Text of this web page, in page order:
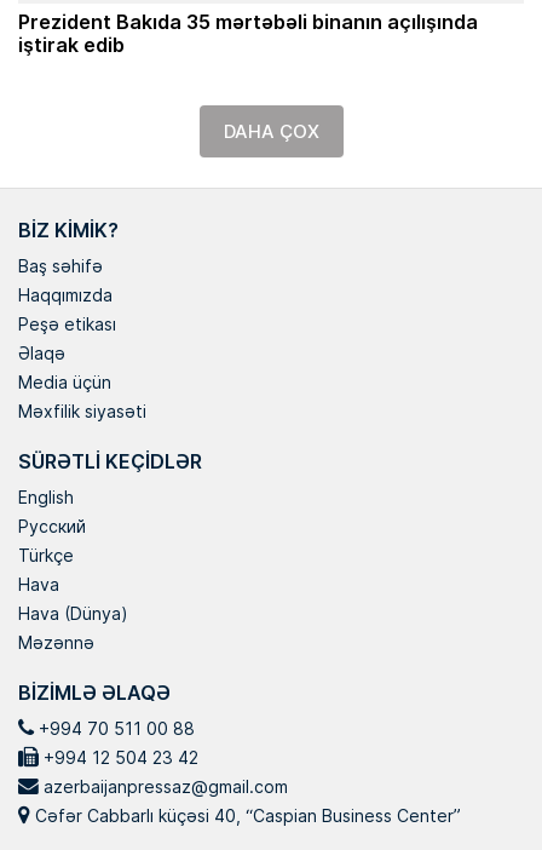
Prezident Bakıda 35 mərtəbəli binanın açılışında
iştirak edib
DAHA ÇOX
BIZ KIMIK?
Baş səhifə
Haqqımızda
Peşə etikası
Əlaqə
Media üçün
Məxfilik siyasəti
SÜRƏTLI KEÇIDLƏR
English
Русский
Türkçe
Hava
Hava (Dünya)
Məzənnə
BIZIMLƏ ƏLAQƏ
+994 70 511 00 88
+994 12 504 23 42
azerbaijanpressaz@gmail.com
Cəfər Cabbarlı küçəsi 40, “Caspian Business Center”